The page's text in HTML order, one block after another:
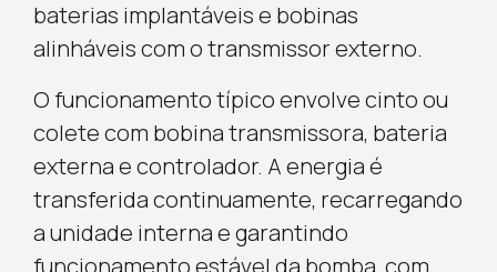
baterias implantáveis e bobinas
alinháveis com o transmissor externo.
O funcionamento típico envolve cinto ou
colete com bobina transmissora, bateria
externa e controlador. A energia é
transferida continuamente, recarregando
a unidade interna e garantindo
funcionamento estável da bomba, com